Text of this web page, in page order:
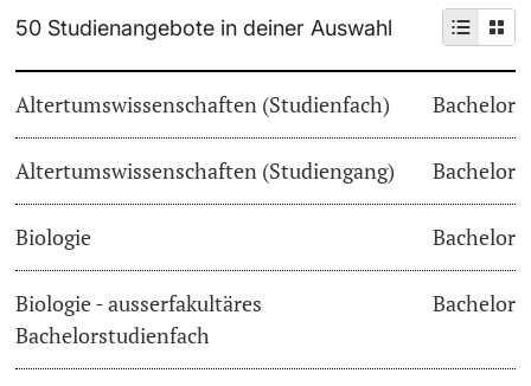
Doktorierende
Fördernde & Alumni
Informationen, Veranstaltungen & Schnuppern
Studienberatung
Studienfachberatung
Im Studium
Weiterbildung
Universität
50 Studienangebote in deiner Auswahl
Altertumswissenschaften (Studienfach) Bachelor
Altertumswissenschaften (Studiengang) Bachelor
Biologie Bachelor
Biologie - ausserfakultäres
Bachelorstudienfach
Bachelor